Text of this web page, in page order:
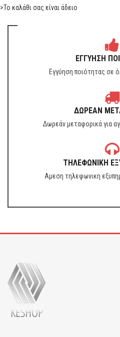
>Το καλάθι σας είναι άδειο
ΕΓΓΥΗΣΗ
Εγγύηση ποιότητας σε
ΔΩΡΕΑΝ
Δωρεάν μεταφορικά για
ΤΗΛΕΦΩΝΙΚΗ
Αμεση τηλεφωνικη